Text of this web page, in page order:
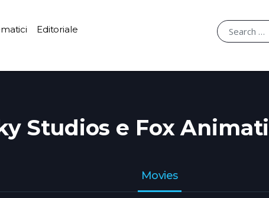
Editoriale
Studios e Fox
Movies